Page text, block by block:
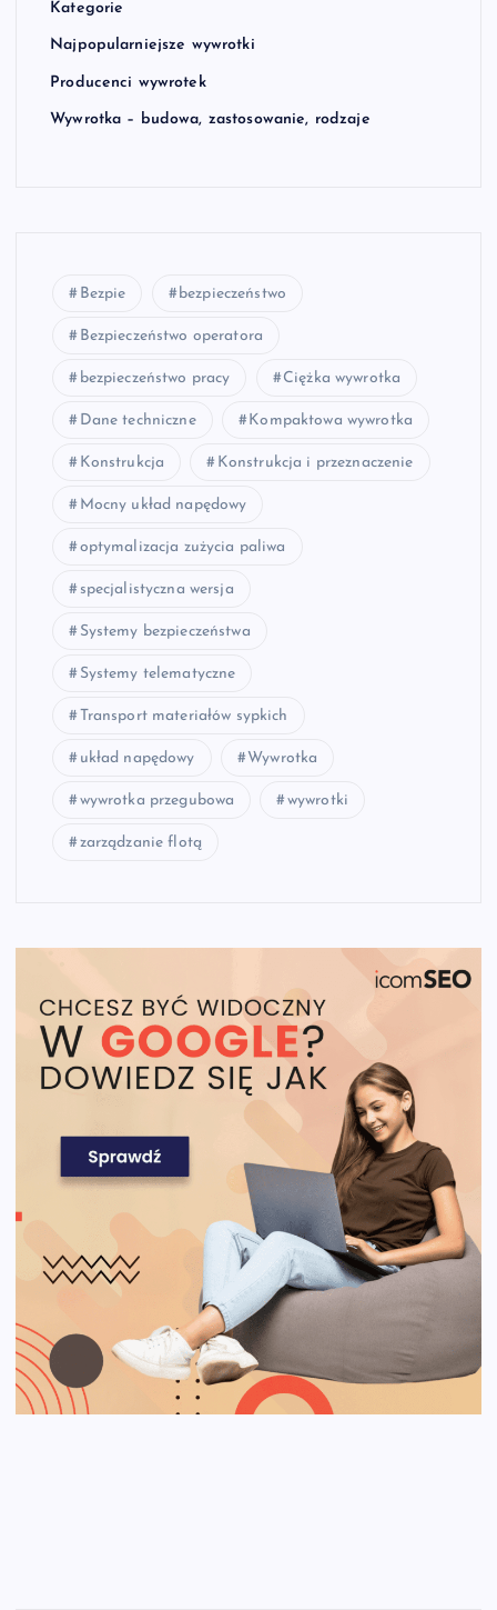
Kategorie
Najpopularniejsze wywrotki
Producenci wywrotek
Wywrotka – budowa, zastosowanie, rodzaje
Bezpie bezpieczeństwo
Bezpieczeństwo operatora
bezpieczeństwo pracy Ciężka wywrotka
Dane techniczne Kompaktowa wywrotka
Konstrukcja Konstrukcja i przeznaczenie
Mocny układ napędowy
optymalizacja zużycia paliwa
specjalistyczna wersja
Systemy bezpieczeństwa
Systemy telematyczne
Transport materiałów sypkich
układ napędowy Wywrotka
wywrotka przegubowa wywrotki
zarządzanie flotą